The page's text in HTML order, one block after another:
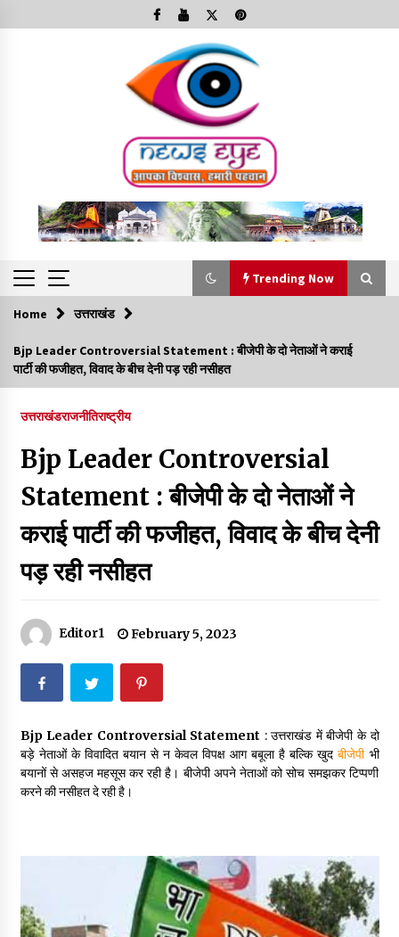
to
Trending Now
Trending Now
Minorities Rights Day : विश्व अल्पसंख्यक अधिकार दिवस
कार्यक्रम में शामिल हुए सीएम,आधुनिक मदरसों का नाम अब्दुल कलाम के नाम
Thought Of The Day 7 September
September 7, 2023
Thought Of The Day 6 September
September 6, 2023
May 18, 2022
Thought Of The Day 17 May
May 17, 2022
Thought Of The Day 16 May
Thought Of The Day 14 May
May 14, 2022
Home उत्तराखंड
Bjp Leader Controversial Statement : बीजेपी के दो नेताओं ने कराई
पार्टी की फजीहत, विवाद के बीच देनी पड़ रही नसीहत
उत्तराखंडराजनीतिराष्ट्रीय
Bjp Leader Controversial
Statement : बीजेपी के दो नेताओं ने
कराई पार्टी की फजीहत, विवाद के बीच देनी
पड़ रही नसीहत
Editor1 February 5, 2023
Bjp Leader Controversial Statement : उत्तराखंड में बीजेपी के दो
बड़े नेताओं के विवादित बयान से न केवल विपक्ष आग बबूला है बल्कि खुदबीजेपीभी
बयानों से असहज महसूस कर रही है। बीजेपी अपने नेताओं को सोच समझकर टिप्पणी
करने की नसीहत दे रही है।